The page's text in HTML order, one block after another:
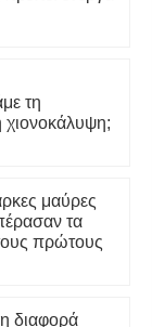
τη
χιονοκάλυψη;
μαύρες
τα
πρώτους
η διαφορά